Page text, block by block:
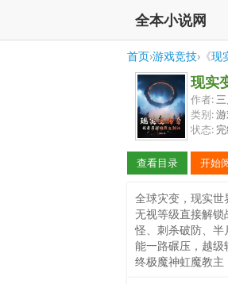
全本小说网
首页›游戏竞技›《现
现实
作者:
类别:
状态:
查看目录 开始
全球灾变，现实
无视等级直接解
怪、刺杀破防、
能一路碾压，越
终极魔神虹魔教主